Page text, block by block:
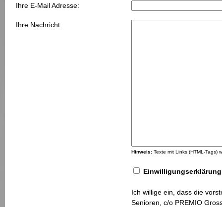
Ihre E-Mail Adresse:
Ihre Nachricht:
Hinweis: Texte mit Links (HTML-Tags)
Einwilligungserklärung
Ich willige ein, dass die
Senioren, c/o PREMIO